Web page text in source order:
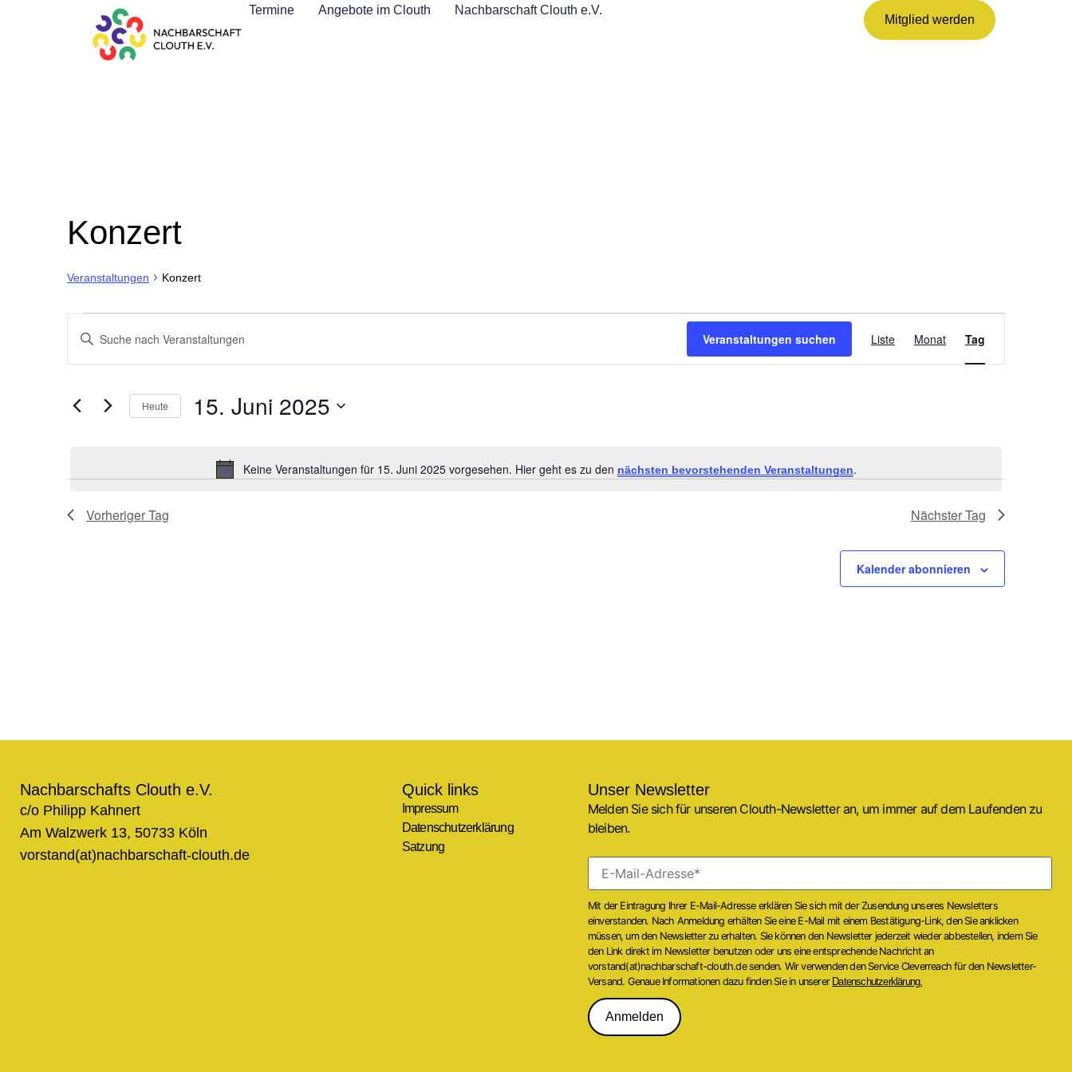
Termine Angebote im Clouth Nachbarschaft Clouth e.V.
Mitglied werden
Konzert
Veranstaltungen Konzert
Hinweis
Keine Veranstaltungen für 15. Juni 2025 vorgesehen. Hier geht es zu den nächsten bevorstehenden Veranstaltungen.
Veranstaltungen
Suche
und
Navigation
Bitte
Schlüsselwort
Veranstaltungen
Schlüsselwort.
Veranstaltungen suchen
ANSICHTEN-
Liste Monat Tag
Heute 15. Juni 2025
Vorheriger Tag Nächster Tag
Kalender abonnieren
Quick links
Impressum
Datenschutzerklärung
Satzung
Nachbarschafts Clouth e.V.
c/o Philipp Kahnert
Am Walzwerk 13, 50733 Köln
vorstand(at)nachbarschaft-clouth.de
Unser Newsletter
Melden Sie sich für unseren Clouth-Newsletter an, um immer auf dem Laufenden zu
bleiben.
Mit der Eintragung Ihrer E-Mail-Adresse erklären Sie sich mit der Zusendung unseres Newsletters
einverstanden. Nach Anmeldung erhälten Sie eine E-Mail mit einem Bestätigung-Link, den Sie anklicken
müssen, um den Newsletter zu erhalten. Sie können den Newsletter jederzeit wieder abbestellen, indem Sie
den Link direkt im Newsletter benutzen oder uns eine entsprechende Nachricht an
vorstand(at)nachbarschaft-clouth.de senden. Wir verwenden den Service Cleverreach für den Newsletter-
Versand. Genaue Informationen dazu finden Sie in unserer Datenschutzerklärung.
Anmelden